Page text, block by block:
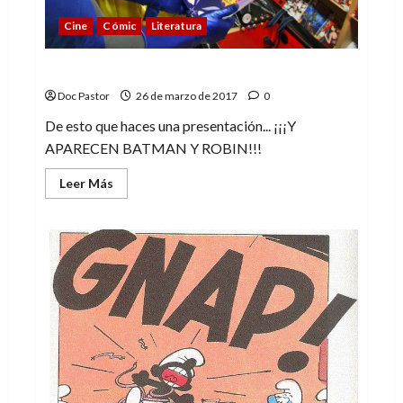
Cine Cómic Literatura
Doc Pastor 26 de marzo de 2017 0
De esto que haces una presentación... ¡¡¡Y
APARECEN BATMAN Y ROBIN!!!
Leer Más
más
¡¡¡Santa
presentación,
Batman!!!